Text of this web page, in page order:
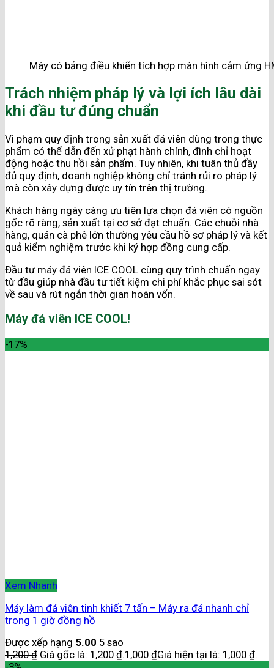
Máy có bảng điều khiển tích hợp màn hình cảm ứng
Trách nhiệm pháp lý và lợi ích lâu dài
khi đầu tư đúng chuẩn
Vi phạm quy định trong sản xuất đá viên dùng trong thực
phẩm có thể dẫn đến xử phạt hành chính, đình chỉ hoạt
động hoặc thu hồi sản phẩm. Tuy nhiên, khi tuân thủ đầy
đủ quy định, doanh nghiệp không chỉ tránh rủi ro pháp lý
mà còn xây dựng được uy tín trên thị trường.
Khách hàng ngày càng ưu tiên lựa chọn đá viên có nguồn
gốc rõ ràng, sản xuất tại cơ sở đạt chuẩn. Các chuỗi nhà
hàng, quán cà phê lớn thường yêu cầu hồ sơ pháp lý và kết
quả kiểm nghiệm trước khi ký hợp đồng cung cấp.
Đầu tư máy đá viên ICE COOL cùng quy trình chuẩn ngay
từ đầu giúp nhà đầu tư tiết kiệm chi phí khắc phục sai sót
về sau và rút ngắn thời gian hoàn vốn.
Máy đá viên ICE COOL!
-17%
Xem Nhanh
Máy làm đá viên tinh khiết 7 tấn – Máy ra đá nhanh chỉ
trong 1 giờ đồng hồ
Được xếp hạng 5.00 5 sao
1,200₫ Giá gốc là: 1,200 ₫.1,000 ₫Giá hiện tại là: 1,000 ₫.